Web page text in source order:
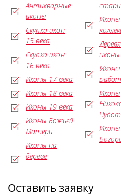
Антикварные
иконы
Скупка икон
15 века
Скупка икон
16 века
Иконы 17 века
Иконы 18 века
Иконы 19 века
Иконы Божьей
Матери
Иконы на
дереве
Иконы
иконы
Иконы
Иконы
Оставить заявку